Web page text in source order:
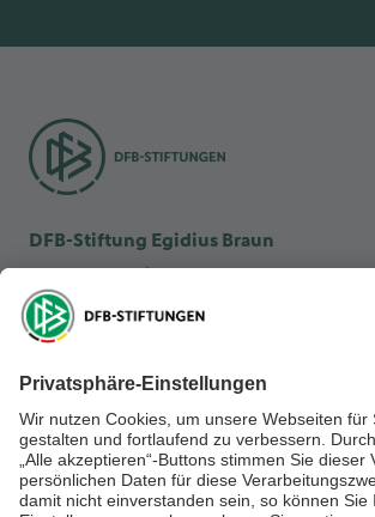
DFB-Stiftung Egidius Braun
DFB-Stiftung Sepp Herberger
NEWSLETTER ABONNIEREN